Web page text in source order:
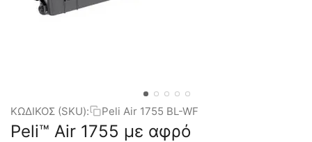
ΚΩΔΙΚΟΣ (SKU): Peli Air 1755 BL-WF
Peli™ Air 1755 με αφρό